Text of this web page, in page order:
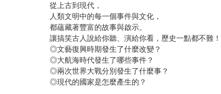
從上古到現代，
人類文明中的每一個事件與文化，
都蘊藏著豐富的故事與啟示。
讓搞笑古人說給你聽、演給你看，歷史一點都不難！
◎文藝復興時期發生了什麼改變？
◎大航海時代發生了哪些事件？
◎兩次世界大戰分別發生了什麼事？
◎現代的國家是怎麼產生的？